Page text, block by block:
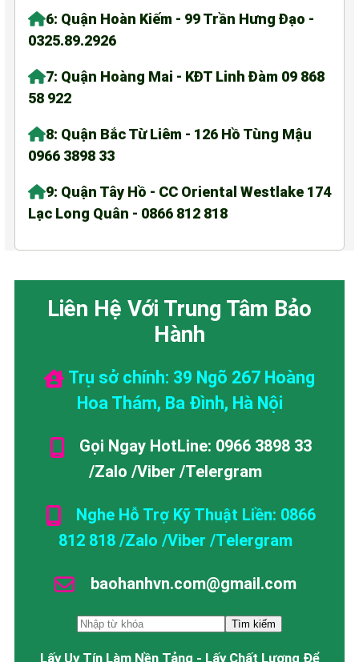
6: Quận Hoàn Kiếm - 99 Trần Hưng Đạo -
0325.89.2926
7: Quận Hoàng Mai - KĐT Linh Đàm 09 868
58 922
8: Quận Bắc Từ Liêm - 126 Hồ Tùng Mậu
0966 3898 33
9: Quận Tây Hồ - CC Oriental Westlake 174
Lạc Long Quân - 0866 812 818
Liên Hệ Với Trung Tâm Bảo
Hành
Trụ sở chính: 39 Ngõ 267 Hoàng
Hoa Thám, Ba Đình, Hà Nội
Gọi Ngay HotLine: 0966 3898 33
/Zalo /Viber /Telergram
Nghe Hỗ Trợ Kỹ Thuật Liền: 0866
812 818 /Zalo /Viber /Telergram
baohanhvn.com@gmail.com
Lấy Uy Tín Làm Nền Tảng - Lấy Chất Lượng Để